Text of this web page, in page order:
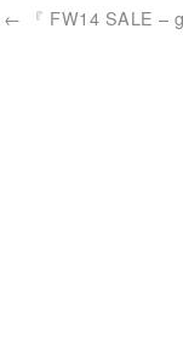
← 『 FW14 SALE –